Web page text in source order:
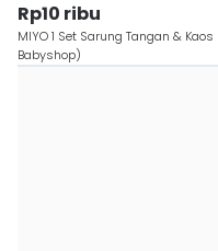
Rp10 ribu
MIYO 1 Set Sarung Tangan &
Babyshop)